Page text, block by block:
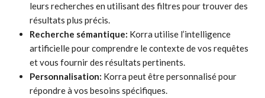
leurs recherches en utilisant des filtres pour trouver des
résultats plus précis.
Recherche sémantique: Korra utilise l’intelligence
artificielle pour comprendre le contexte de vos requêtes
et vous fournir des résultats pertinents.
Personnalisation: Korra peut être personnalisé pour
répondre à vos besoins spécifiques.